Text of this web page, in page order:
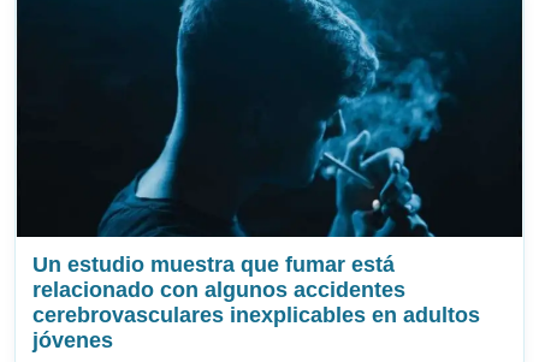
Un estudio muestra que fumar está
relacionado con algunos accidentes
cerebrovasculares inexplicables en adultos
jóvenes